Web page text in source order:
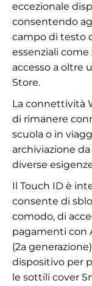
eccezionale
consentendo
campo di testo
essenziali come
accesso a oltre
Store.
La connettività
di rimanere
scuola o in
archiviazione da
diverse
Il Touch ID è
consente di
comodo, di
pagamenti con
(2a
dispositivo per
le sottili cover